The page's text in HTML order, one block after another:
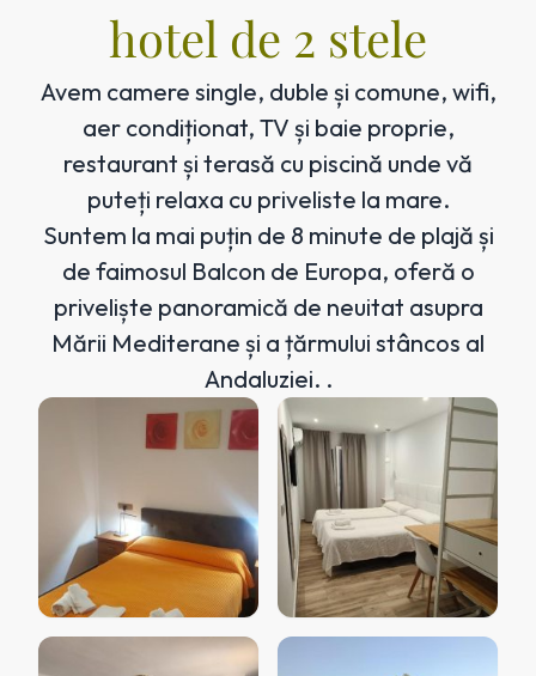
hotel de 2 stele
Avem camere single, duble și comune, wifi,
aer condiționat, TV și baie proprie,
restaurant și terasă cu piscină unde vă
puteți relaxa cu priveliste la mare.
Suntem la mai puțin de 8 minute de plajă și
de faimosul Balcon de Europa, oferă o
priveliște panoramică de neuitat asupra
Mării Mediterane și a țărmului stâncos al
Andaluziei. .